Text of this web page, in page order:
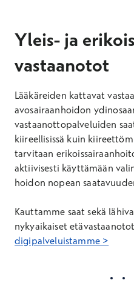
Yleis- ja
vastaanotot
Lääkäreiden kattavat
avosairaanhoidon
vastaanottopalveluiden
kiireellisissä kuin
tarvitaan
aktiivisesti käyttämään
hoidon nopean
Kauttamme saat sekä
nykyaikaiset
digipalveluistamme >